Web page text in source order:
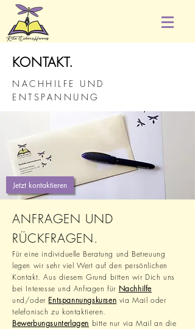
KONTAKT.
NACHHILFE UND
ENTSPANNUNG
Jetzt kontaktieren
ANFRAGEN UND
RÜCKFRAGEN.
Für eine individuelle Beratung und Betreuung
legen wir sehr viel Wert auf den persönlichen
Kontakt. Aus diesem Grund bitten wir Dich uns
bei Interesse und Anfragen für Nachhilfe
und/oder Entspannungskursen via Mail oder
telefonisch zu kontaktieren.
Bewerbungsunterlagen bitte nur via Mail an die